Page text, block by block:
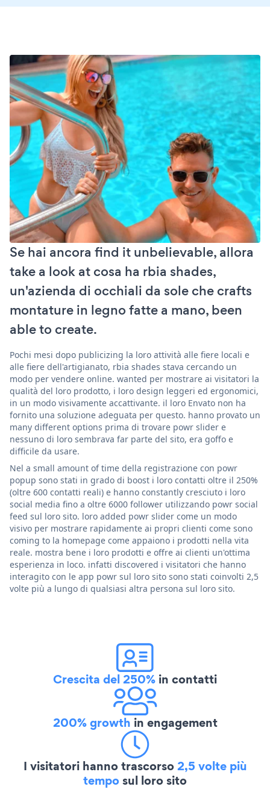
Se hai ancora find it unbelievable, allora
take a look at cosa ha rbia shades,
un'azienda di occhiali da sole che crafts
montature in legno fatte a mano, been
able to create.
Pochi mesi dopo publicizing la loro attività alle fiere locali e
alle fiere dell'artigianato, rbia shades stava cercando un
modo per vendere online. wanted per mostrare ai visitatori la
qualità del loro prodotto, i loro design leggeri ed ergonomici,
in un modo visivamente accattivante. il loro Envato non ha
fornito una soluzione adeguata per questo. hanno provato un
many different options prima di trovare powr slider e
nessuno di loro sembrava far parte del sito, era goffo e
difficile da usare.
Nel a small amount of time della registrazione con powr
popup sono stati in grado di boost i loro contatti oltre il 250%
(oltre 600 contatti reali) e hanno constantly cresciuto i loro
social media fino a oltre 6000 follower utilizzando powr social
feed sul loro sito. loro added powr slider come un modo
visivo per mostrare rapidamente ai propri clienti come sono
coming to la homepage come appaiono i prodotti nella vita
reale. mostra bene i loro prodotti e offre ai clienti un'ottima
esperienza in loco. infatti discovered i visitatori che hanno
interagito con le app powr sul loro sito sono stati coinvolti 2,5
volte più a lungo di qualsiasi altra persona sul loro sito.
Crescita del 250% in contatti
200% growth in engagement
I visitatori hanno trascorso2,5 volte più
temposul loro sito